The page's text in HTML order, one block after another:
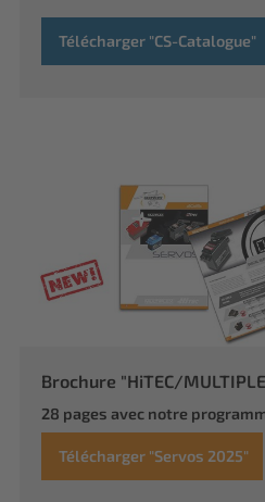
Télécharger "CS-Catalogue"
Brochure "HiTEC/
28 pages avec notre
Télécharger "Servos 2025"